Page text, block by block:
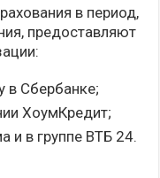
в период,
предоставляют
в Сбербанке;
ХоумКредит;
и в группе ВТБ 24.